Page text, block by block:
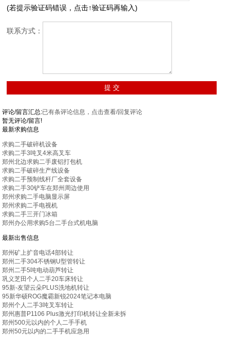
(若提示验证码错误，点击↑验证码再输入)
联系方式：
评论/留言汇总:已有条评论信息，点击查看/回复评论
暂无评论/留言!
最新求购信息
求购二手破碎机设备
求购二手3吨叉4米高叉车
郑州北边求购二手废铝打包机
求购二手破碎生产线设备
求购二手预制线杆厂全套设备
求购二手30铲车在郑州周边使用
郑州求购二手电脑显示屏
郑州求购二手电视机
求购二手三开门冰箱
郑州办公用求购5台二手台式机电脑
最新出售信息
郑州矿上扩音电话4部转让
郑州二手304不锈钢U型管转让
郑州二手5吨电动葫芦转让
巩义芝田个人二手20车床转让
95新-友望云朵PLUS洗地机转让
95新华硕ROG魔霸新锐2024笔记本电脑
郑州个人二手3吨叉车转让
郑州惠普P1106 Plus激光打印机转让全新未拆
郑州500元以内的个人二手手机
郑州50元以内的二手手机应急用